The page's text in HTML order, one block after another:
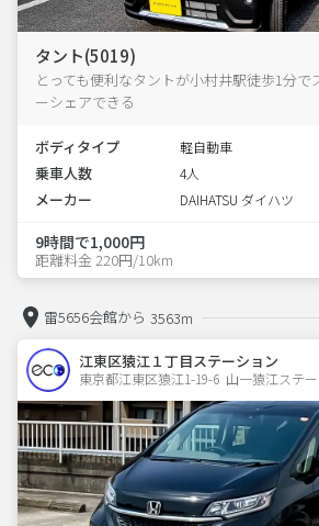
タント(5019)
とっても便利なタントが小村井駅徒歩1分で
ーシェアできる
ボディタイプ 軽自動車
乗車人数 4人
メーカー DAIHATSU ダイハツ
9時間で1,000円
距離料金 220円/10km
雷5656会館から 3563m
江東区猿江１丁目ステーション
東京都江東区猿江1-19-6  山一猿江ステ